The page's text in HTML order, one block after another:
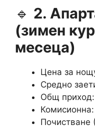
🔹 2.
(зимен
месеца)
Цена за
Средно
Общ приход:
Комисионна:
Почистване